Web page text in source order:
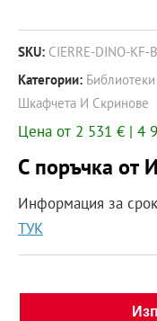
SKU: CIERRE-DINO-
Категории:
Шкафчета И Скринове
Цена от 2 531 € | 4
С поръчка от
Информация за
ТУК